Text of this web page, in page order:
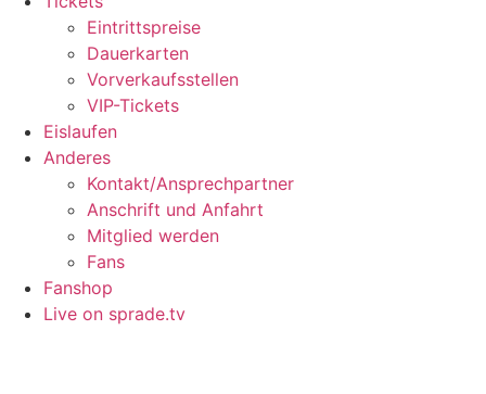
Eintrittspreise
Dauerkarten
Vorverkaufsstellen
VIP-Tickets
Eislaufen
Anderes
Kontakt/Ansprechpartner
Anschrift und Anfahrt
Mitglied werden
Fans
Fanshop
Live on sprade.tv